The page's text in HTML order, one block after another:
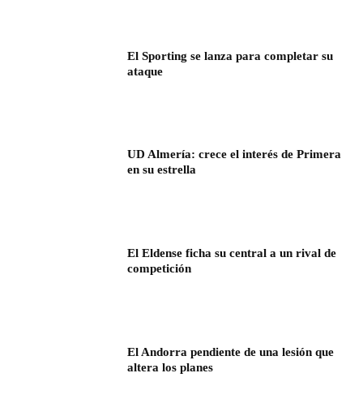
El Sporting se lanza para completar su
ataque
UD Almería: crece el interés de Primera
en su estrella
El Eldense ficha su central a un rival de
competición
El Andorra pendiente de una lesión que
altera los planes